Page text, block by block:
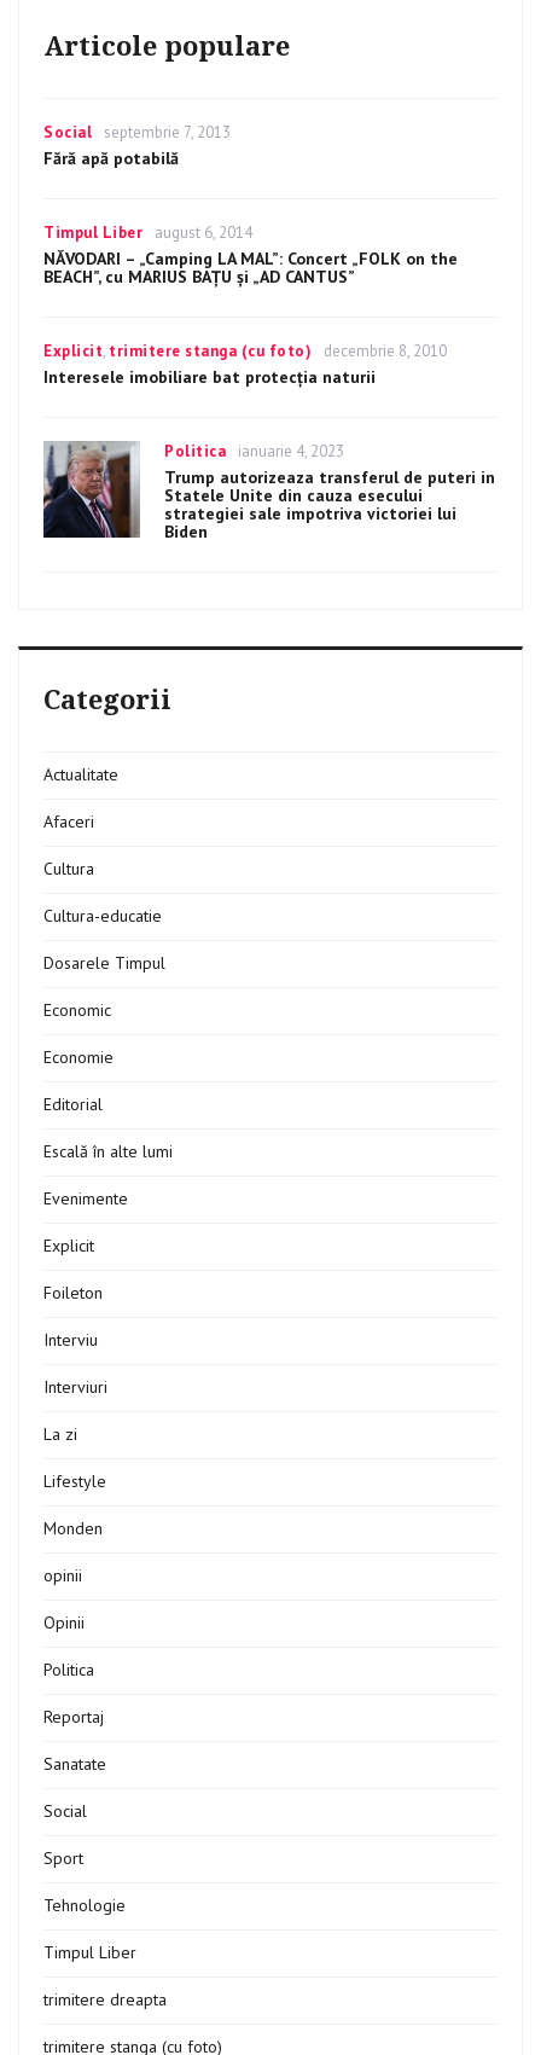
Articole populare
Categories
Social
Posted
on
septembrie 7, 2013
Fără apă potabilă
Categories
Timpul Liber
Posted
on
august 6, 2014
NĂVODARI – „Camping LA MAL”: Concert „FOLK on the
BEACH”, cu MARIUS BAŢU şi „AD CANTUS”
Categories
Explicit, trimitere stanga (cu foto)
Posted
on
decembrie 8, 2010
Interesele imobiliare bat protecția naturii
Categories
Politica
Posted
on
ianuarie 4, 2023
Trump autorizeaza transferul de puteri in
Statele Unite din cauza esecului
strategiei sale impotriva victoriei lui
Biden
Categorii
Actualitate
Afaceri
Cultura
Cultura-educatie
Dosarele Timpul
Economic
Economie
Editorial
Escală în alte lumi
Evenimente
Explicit
Foileton
Interviu
Interviuri
La zi
Lifestyle
Monden
opinii
Opinii
Politica
Reportaj
Sanatate
Social
Sport
Tehnologie
Timpul Liber
trimitere dreapta
trimitere stanga (cu foto)